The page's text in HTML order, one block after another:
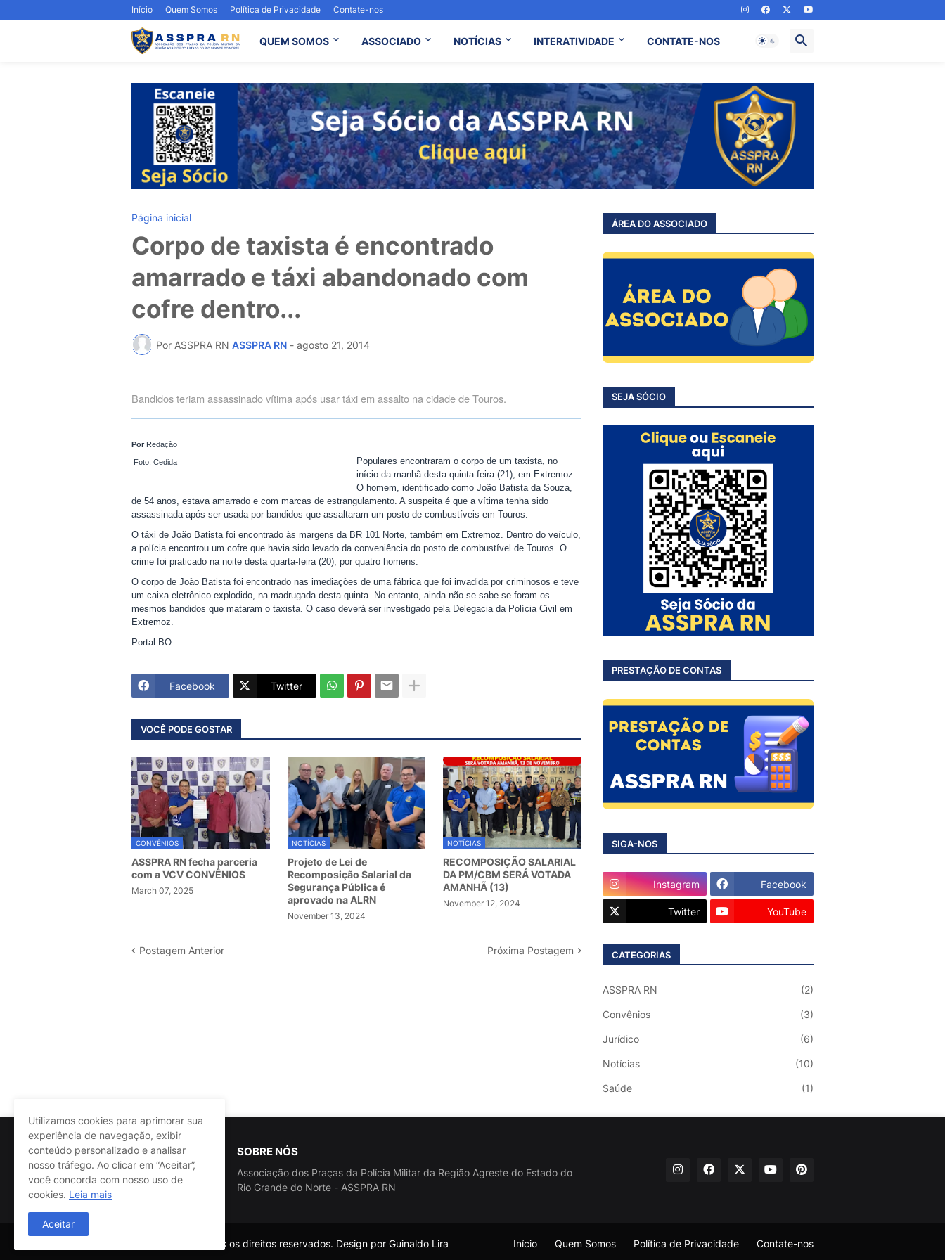
Início Quem Somos Política de Privacidade Contate-nos
QUEM SOMOS ASSOCIADO NOTÍCIAS INTERATIVIDADE CONTATE-NOS
Página inicial
Corpo de taxista é encontrado
amarrado e táxi abandonado com
cofre dentro...
Por ASSPRA RN ASSPRA RN - agosto 21, 2014
Bandidos teriam assassinado vítima após usar táxi em assalto na cidade de Touros.
Por Redação
Foto: Cedida
Populares encontraram o corpo de um taxista, no
início da manhã desta quinta-feira (21), em Extremoz.
O homem, identificado como João Batista da Souza,
de 54 anos, estava amarrado e com marcas de estrangulamento. A suspeita é que a vítima tenha sido
assassinada após ser usada por bandidos que assaltaram um posto de combustíveis em Touros.
O táxi de João Batista foi encontrado às margens da BR 101 Norte, também em Extremoz. Dentro do veículo,
a polícia encontrou um cofre que havia sido levado da conveniência do posto de combustível de Touros. O
crime foi praticado na noite desta quarta-feira (20), por quatro homens.
O corpo de João Batista foi encontrado nas imediações de uma fábrica que foi invadida por criminosos e teve
um caixa eletrônico explodido, na madrugada desta quinta. No entanto, ainda não se sabe se foram os
mesmos bandidos que mataram o taxista. O caso deverá ser investigado pela Delegacia da Polícia Civil em
Extremoz.
Portal BO
Facebook Twitter
VOCÊ PODE GOSTAR
CONVÊNIOS
ASSPRA RN fecha parceria
com a VCV CONVÊNIOS
March 07, 2025
NOTÍCIAS
Projeto de Lei de
Recomposição Salarial da
Segurança Pública é
aprovado na ALRN
November 13, 2024
NOTÍCIAS
RECOMPOSIÇÃO SALARIAL
DA PM/CBM SERÁ VOTADA
AMANHÃ (13)
November 12, 2024
Postagem Anterior Próxima Postagem
ÁREA DO ASSOCIADO
SEJA SÓCIO
PRESTAÇÃO DE CONTAS
SIGA-NOS
Instagram Facebook
Twitter YouTube
CATEGORIAS
ASSPRA RN (2)
Convênios (3)
Jurídico (6)
Notícias (10)
Saúde (1)
SOBRE NÓS
Associação dos Praças da Polícia Militar da Região Agreste do Estado do
Rio Grande do Norte - ASSPRA RN
@ASSPRA RN Todos os direitos reservados. Design por Guinaldo Lira Início Quem Somos Política de Privacidade Contate-nos
Utilizamos cookies para aprimorar sua
experiência de navegação, exibir
conteúdo personalizado e analisar
nosso tráfego. Ao clicar em “Aceitar”,
você concorda com nosso uso de
cookies. Leia mais
Aceitar